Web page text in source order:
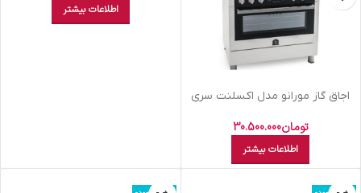
اجاق گاز مورانو مدل اکسلنت سری
تومان30.500.000
اطلاعات بیشتر
اطلاعات بیشتر